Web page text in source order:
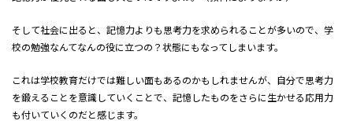
そして社会に出ると、記憶力よりも思考力を求められることが多いので、学
校の勉強なんてなんの役に立つの？状態にもなってしまいます。
これは学校教育だけでは難しい面もあるのかもしれませんが、自分で思考力
を鍛えることを意識していくことで、記憶したものをさらに生かせる応用力
も付いていくのだと感じます。